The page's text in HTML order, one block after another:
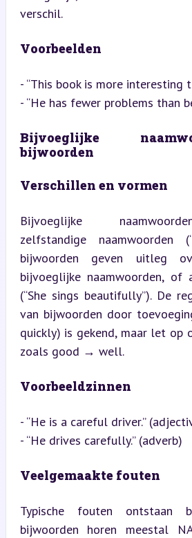
verschil.
Voorbeelden
- “This book is more interesting
- “He has fewer problems than
Bijvoeglijke
bijwoorden
Verschillen en vormen
Bijvoeglijke
zelfstandige naamwoorden
bijwoorden geven uitleg
bijvoeglijke naamwoorden, of
(“She sings beautifully”). De
van bijwoorden door
quickly) is gekend, maar let op
zoals good → well.
Voorbeeldzinnen
- “He is a careful driver.”
- “He drives carefully.” (adverb)
Veelgemaakte fouten
Typische fouten ontstaan
bijwoorden horen meestal